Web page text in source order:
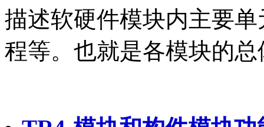
描述软硬件模块内主要
程等。也就是各模块的